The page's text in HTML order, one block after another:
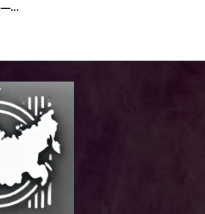
—...